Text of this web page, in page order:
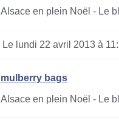
Alsace en plein Noël - Le
Le lundi 22 avril 2013 à
mulberry bags
Alsace en plein Noël - Le